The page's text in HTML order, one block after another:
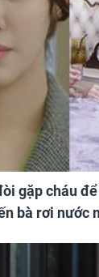
gặp cháu
bà rơi nước